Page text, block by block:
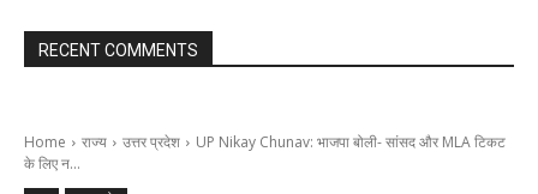
RECENT COMMENTS